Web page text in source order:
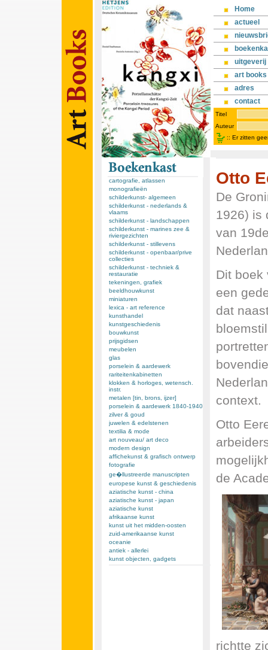
Home
actueel
uitgeverij
art books
adres
contact
Titel
Auteur
:: Er zitten
cartografie, atlassen
monografieën
schilderkunst- algemeen
schilderkunst - nederlands &
vlaams
schilderkunst - landschappen
schilderkunst - marines zee &
riviergezichten
schilderkunst - stillevens
schilderkunst - openbaar/prive
collecties
schilderkunst - techniek &
restauratie
tekeningen, grafiek
beeldhouwkunst
miniaturen
lexica - art reference
kunsthandel
kunstgeschiedenis
bouwkunst
prijsgidsen
meubelen
glas
porselein & aardewerk
rariteitenkabinetten
klokken & horloges, wetensch.
instr.
metalen [tin, brons, ijzer]
porselein & aardewerk 1840-1940
zilver & goud
juwelen & edelstenen
textilia & mode
art nouveau/ art deco
modern design
affichekunst & grafisch ontwerp
fotografie
ge�llustreerde manuscripten
europese kunst & geschiedenis
aziatische kunst - china
aziatische kunst - japan
aziatische kunst
afrikaanse kunst
kunst uit het midden-oosten
zuid-amerikaanse kunst
oceanie
antiek - allerlei
kunst objecten, gadgets
Otto
De
1926) is
van
Dit boek
een
dat
context.
Otto
de
richtte